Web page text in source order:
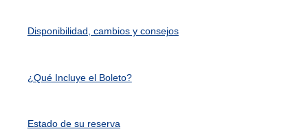
Disponibilidad, cambios y consejos
¿Qué Incluye el Boleto?
Estado de su reserva